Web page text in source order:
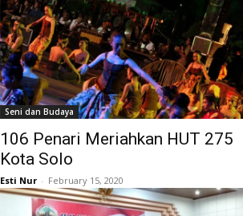
Seni dan Budaya
106 Penari Meriahkan HUT 275
Kota Solo
Esti Nur - February 15, 2020